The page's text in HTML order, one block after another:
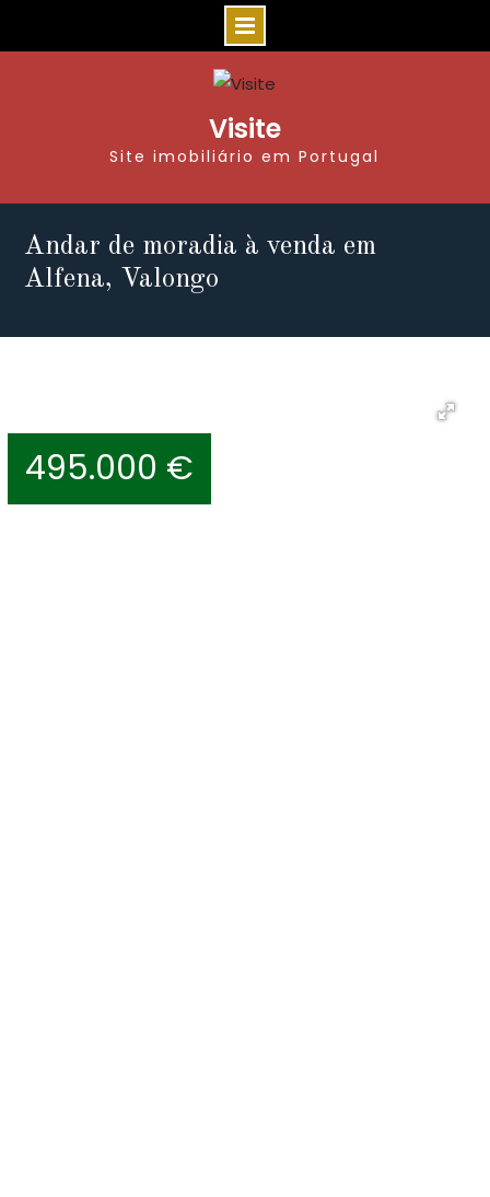
Visite
Site imobiliário em Portugal
Andar de moradia à venda em
Alfena, Valongo
495.000 €